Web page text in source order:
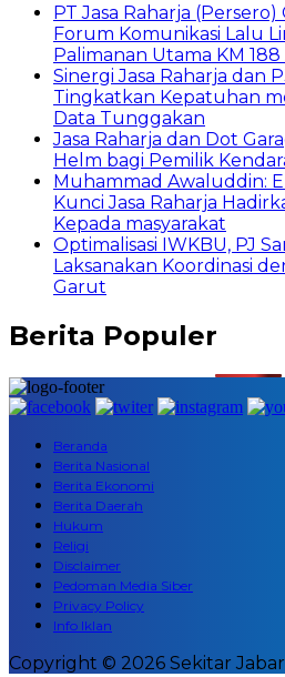
PT Jasa Raharja
Forum Komunikasi Lalu
Palimanan Utama KM 188
Sinergi Jasa Raharja dan
Tingkatkan Kepatuhan
Data Tunggakan
Jasa Raharja dan Dot
Helm bagi Pemilik
Muhammad Awaluddin:
Kunci Jasa Raharja
Kepada masyarakat
Optimalisasi IWKBU, PJ
Laksanakan Koordinasi
Garut
Berita Populer
Beranda
Berita Nasional
Berita Ekonomi
Berita Daerah
Hukum
Religi
Disclaimer
Pedoman Media Siber
Privacy Policy
Info Iklan
Copyright © 2026 Sekitar